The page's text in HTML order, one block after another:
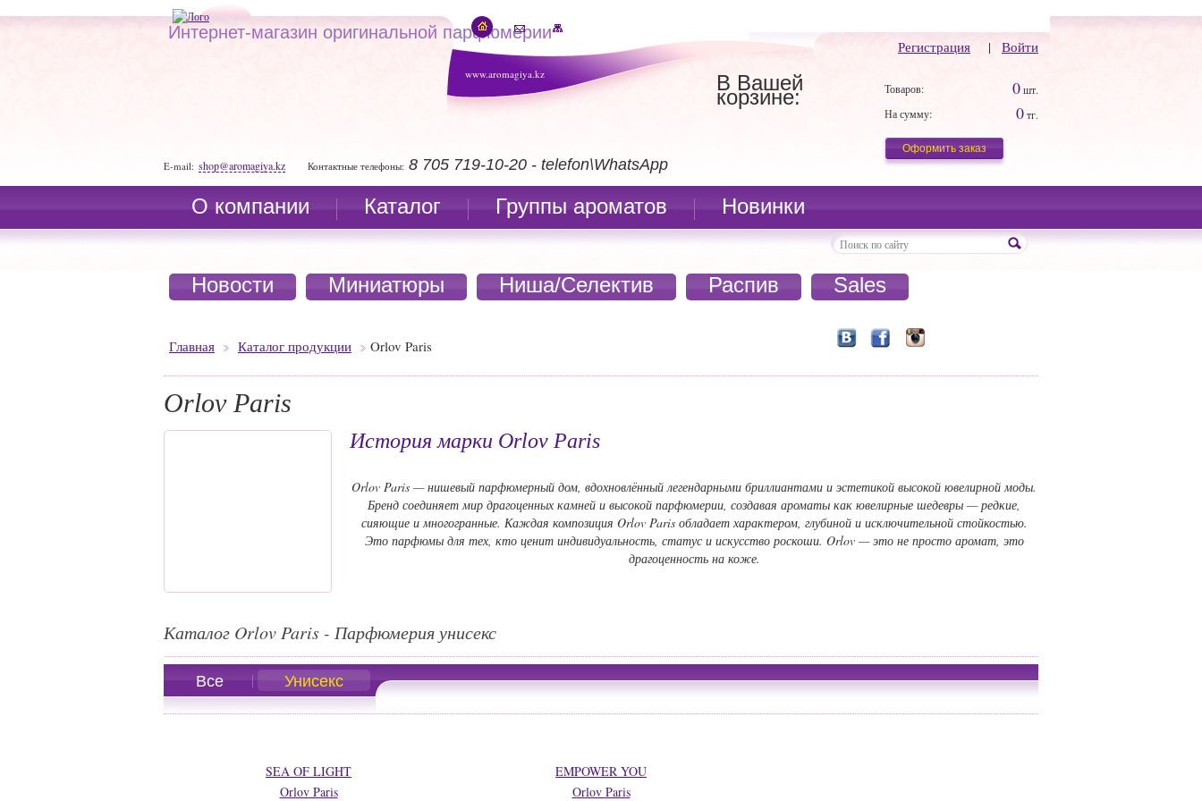
www.aromagiya.kz
Интернет-магазин оригинальной парфюмерии
E-mail: shop@aromagiya.kz Контактные телефоны: 8 705 719-10-20 - telefon\WhatsApp
Регистрация | Войти
В Вашей
корзине: Товаров: 0шт.
На сумму:
0тг.
Оформить заказ
О компании Каталог Группы ароматов Новинки
Новости Миниатюры Ниша/Селектив Распив Sales
Главная Каталог продукции Orlov Paris
Orlov Paris
История марки Orlov Paris
Orlov Paris — нишевый парфюмерный дом, вдохновлённый легендарными бриллиантами и эстетикой высокой ювелирной моды.
Бренд соединяет мир драгоценных камней и высокой парфюмерии, создавая ароматы как ювелирные шедевры — редкие,
сияющие и многогранные. Каждая композиция Orlov Paris обладает характером, глубиной и исключительной стойкостью.
Это парфюмы для тех, кто ценит индивидуальность, статус и искусство роскоши. Orlov — это не просто аромат, это
драгоценность на коже.
Каталог Orlov Paris - Парфюмерия унисекс
Все Унисекс
SEA OF LIGHT
Orlov Paris
EMPOWER YOU
Orlov Paris